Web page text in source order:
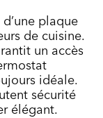
plaque
de cuisine.
un accès
idéale.
sécurité
élégant.